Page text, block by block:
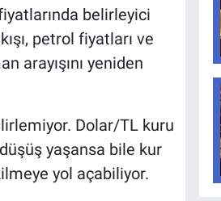
belirleyici
petrol fiyatları ve
arayışını yeniden
Dolar/TL kuru
yaşansa bile kur
yol açabiliyor.